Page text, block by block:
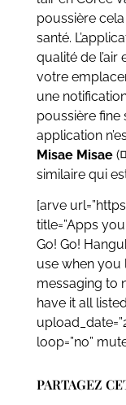
poussière
santé.
qualité de
votre
une
poussière fine
application
Misae Misae(
similaire qui
[arve
title=”Apps
Go! Go!
use when you
messaging to
have it all
loop=”no”
PARTAGEZ